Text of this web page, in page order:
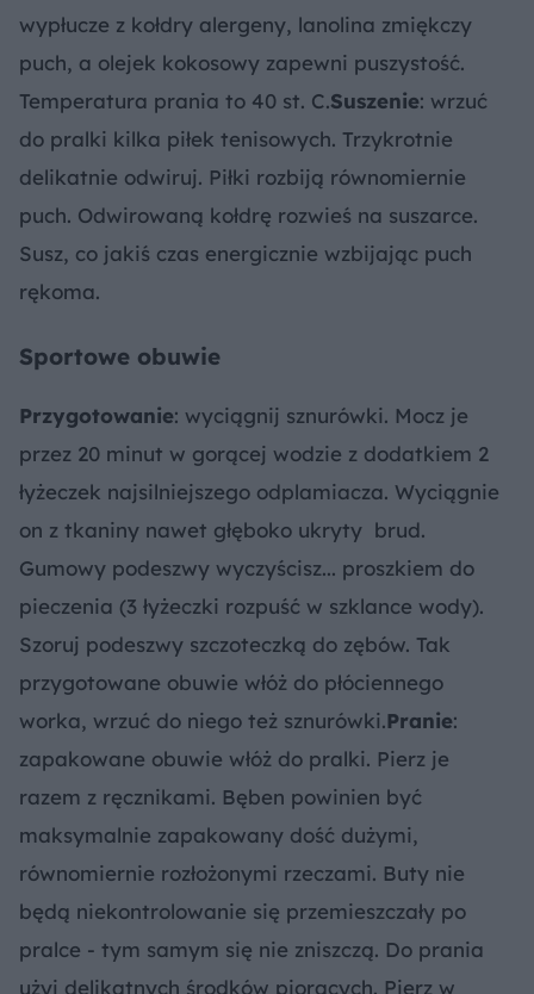
wypłucze z kołdry alergeny, lanolina zmiękczy
puch, a olejek kokosowy zapewni puszystość.
Temperatura prania to 40 st. C.Suszenie: wrzuć
do pralki kilka piłek tenisowych. Trzykrotnie
delikatnie odwiruj. Piłki rozbiją równomiernie
puch. Odwirowaną kołdrę rozwieś na suszarce.
Susz, co jakiś czas energicznie wzbijając puch
rękoma.
Sportowe obuwie
Przygotowanie: wyciągnij sznurówki. Mocz je
przez 20 minut w gorącej wodzie z dodatkiem 2
łyżeczek najsilniejszego odplamiacza. Wyciągnie
on z tkaniny nawet głęboko ukryty brud.
Gumowy podeszwy wyczyścisz... proszkiem do
pieczenia (3 łyżeczki rozpuść w szklance wody).
Szoruj podeszwy szczoteczką do zębów. Tak
przygotowane obuwie włóż do płóciennego
worka, wrzuć do niego też sznurówki.Pranie:
zapakowane obuwie włóż do pralki. Pierz je
razem z ręcznikami. Bęben powinien być
maksymalnie zapakowany dość dużymi,
równomiernie rozłożonymi rzeczami. Buty nie
będą niekontrolowanie się przemieszczały po
pralce - tym samym się nie zniszczą. Do prania
użyj delikatnych środków piorących. Pierz w